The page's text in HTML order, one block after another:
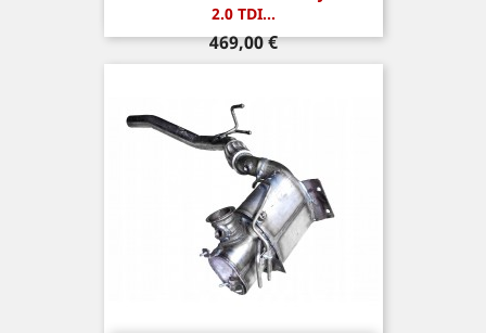
2.0 TDI...
Prix
469,00 €